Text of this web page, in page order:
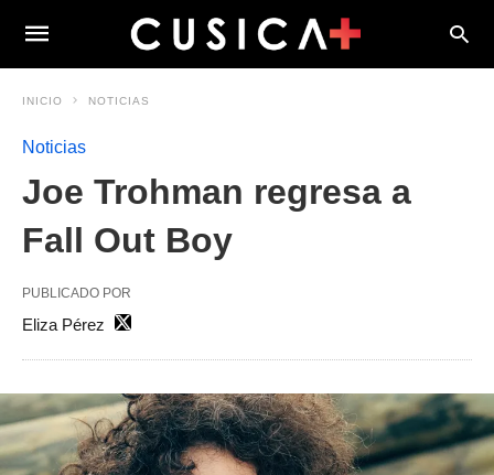
INICIO NOTICIAS
Noticias
Joe Trohman regresa a
Fall Out Boy
PUBLICADO POR
Eliza Pérez